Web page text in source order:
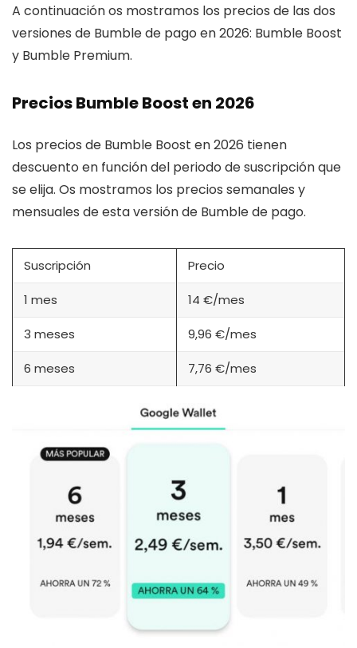
A continuación os mostramos los precios de las dos
versiones de Bumble de pago en 2026: Bumble Boost
y Bumble Premium.
Precios Bumble Boost en 2026
Los precios de Bumble Boost en 2026 tienen
descuento en función del periodo de suscripción que
se elija. Os mostramos los precios semanales y
mensuales de esta versión de Bumble de pago.
Suscripción Precio
1 mes 14 €/mes
3 meses 9,96 €/mes
6 meses 7,76 €/mes